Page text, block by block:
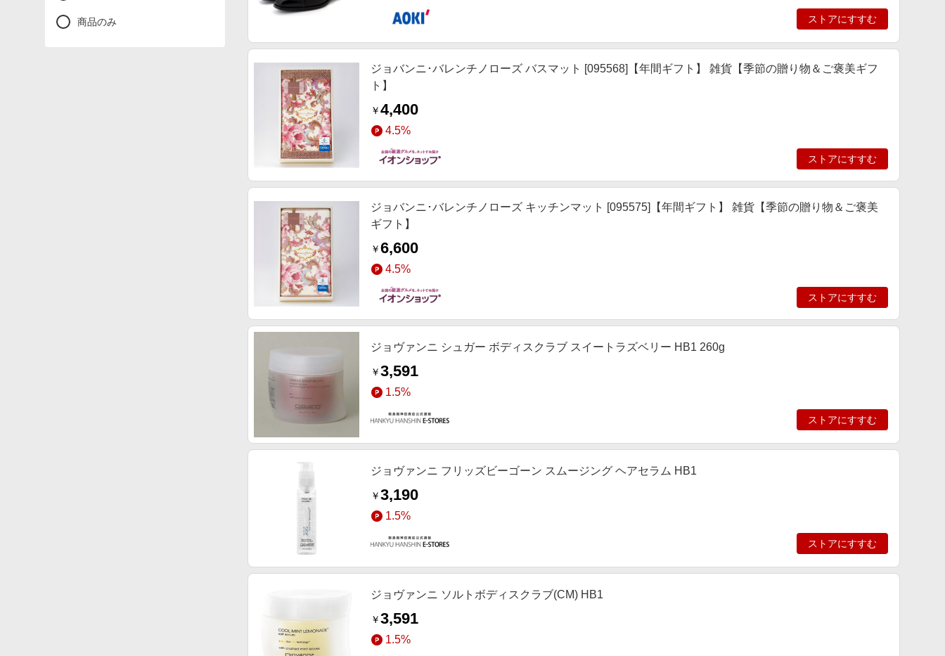
商品のみ ストアにすすむ
ジョバンニ･バレンチノローズ バスマット [095568]【年間ギフト】 雑貨【季節の贈り物＆ご褒美ギフ
ト】
￥4,400
4.5%
ストアにすすむ
ジョバンニ･バレンチノローズ キッチンマット [095575]【年間ギフト】 雑貨【季節の贈り物＆ご褒美
ギフト】
￥6,600
4.5%
ストアにすすむ
ジョヴァンニ シュガー ボディスクラブ スイートラズベリー HB1 260g
￥3,591
1.5%
ストアにすすむ
ジョヴァンニ フリッズビーゴーン スムージング ヘアセラム HB1
￥3,190
1.5%
ストアにすすむ
ジョヴァンニ ソルトボディスクラブ(CM) HB1
￥3,591
1.5%